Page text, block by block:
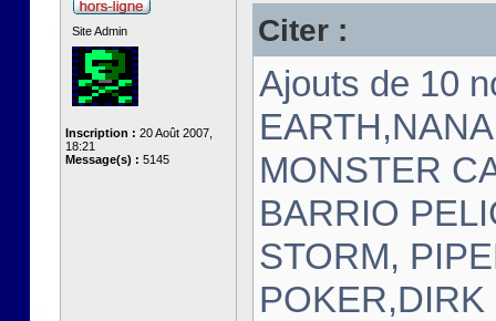
Site Admin
Inscription : 20 Août 2007,
18:21
Message(s) : 5145
Citer :
Ajouts de 10
MONSTER
BARRIO
STORM,
POKER,DIRK